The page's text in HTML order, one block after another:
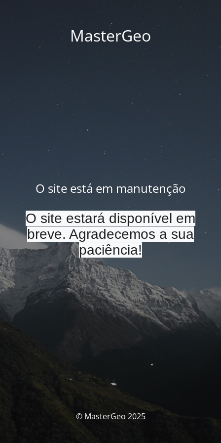
MasterGeo
O site está em manutenção
O site estará disponível em
breve. Agradecemos a sua
paciência!
© MasterGeo 2025